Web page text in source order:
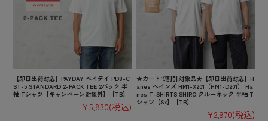
【即日出荷対応】PAYDAY ペイデイ PD8-C
ST-5 STANDARD 2-PACK TEE 2パック 半
袖 Tシャツ【キャンペーン対象外】【TB】
¥5,830(税込)
★カートで割引対象品★【即日出荷対応】H
anes ヘインズ HM1-X201（HM1-D201） Ha
nes T-SHIRTS SHIRO クルーネック 半袖 T
シャツ【Sx】【TB】
¥2,970(税込)